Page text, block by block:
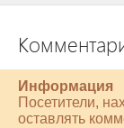
Информация
Посетители,
оставлять